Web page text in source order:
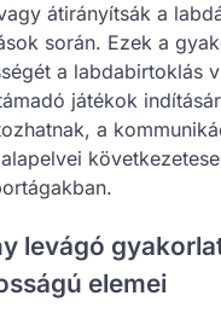
átirányítsák a
során. Ezek a
a labdabirtoklás
játékok
a
levágó
elemei